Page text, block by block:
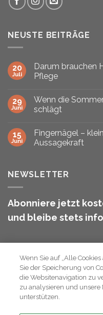
NEUSTE BEITRÄGE
20
Juli
Darum brauchen
Pflege
29
Juni
Wenn die
schlägt
15
Juni
Fingernägel –
Aussagekraft
NEWSLETTER
Abonniere jetzt
und bleibe stets
ANMELDEN
Wenn Sie auf „Alle
Sie der Speicherung von
die Websitenavigation zu
zu analysieren und
unterstützen.